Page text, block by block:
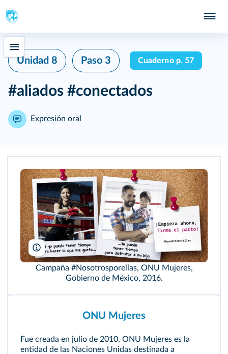
Unidad 8 Paso 3 Cuaderno p. 57
#aliados #conectados
Expresión oral
Conavim/DR
Campaña #Nosotrosporellas, ONU Mujeres,
Gobierno de México, 2016.
ONU Mujeres
Fue creada en julio de 2010, ONU Mujeres es la
entidad de las Naciones Unidas destinada a